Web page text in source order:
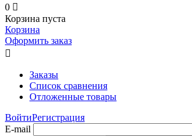
0 
Корзина пуста
Корзина
Оформить заказ

Заказы
Список сравнения
Отложенные товары
ВойтиРегистрация
E-mail